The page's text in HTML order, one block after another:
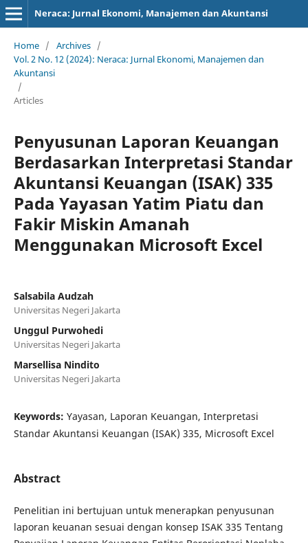
Neraca: Jurnal Ekonomi, Manajemen dan Akuntansi
Home / Archives /
Vol. 2 No. 12 (2024): Neraca: Jurnal Ekonomi, Manajemen dan
Akuntansi
/
Articles
Penyusunan Laporan Keuangan
Berdasarkan Interpretasi Standar
Akuntansi Keuangan (ISAK) 335
Pada Yayasan Yatim Piatu dan
Fakir Miskin Amanah
Menggunakan Microsoft Excel
Salsabila Audzah
Universitas Negeri Jakarta
Unggul Purwohedi
Universitas Negeri Jakarta
Marsellisa Nindito
Universitas Negeri Jakarta
Keywords: Yayasan, Laporan Keuangan, Interpretasi
Standar Akuntansi Keuangan (ISAK) 335, Microsoft Excel
Abstract
Penelitian ini bertujuan untuk menerapkan penyusunan
laporan keuanan sesuai dengan konsep ISAK 335 Tentang